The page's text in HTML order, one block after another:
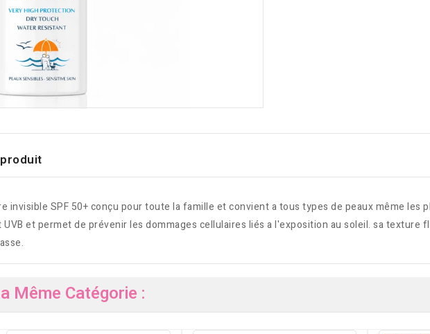
invisible SPF 50+ conçu pour toute la famille et convient a tous types de peaux même les
et permet de prévenir les dommages cellulaires liés a l'exposition au soleil. sa
Même Catégorie :